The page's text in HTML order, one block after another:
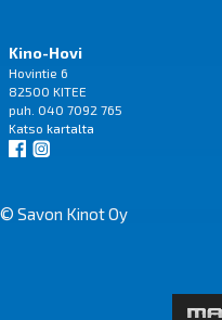
Kino-Hovi
Hovintie 6
82500 KITEE
puh. 040 7092 765
Katso kartalta
© Savon Kinot Oy